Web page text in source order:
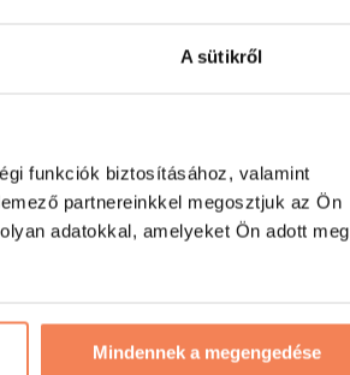
A sütikről
funkciók biztosításához, valamint
partnereinkkel megosztjuk az Ön
adatokkal, amelyeket Ön adott meg
Mindennek a megengedése